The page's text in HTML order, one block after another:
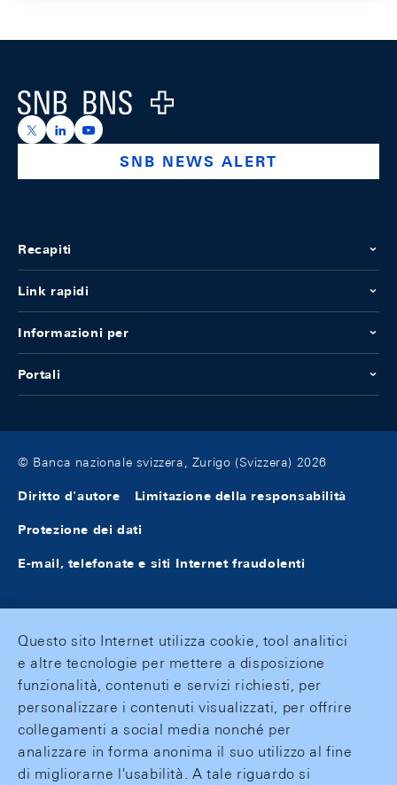
Logo
https://x.com/snb_bns
https://ch.linkedin.com/company/swiss-national-
https://www.youtube.com/@swissnationalbank
SNB NEWS ALERT
Recapiti
Link rapidi
Informazioni per
Portali
© Banca nazionale svizzera, Zurigo (Svizzera) 2026
Diritto d'autore Limitazione della responsabilità
Protezione dei dati
E-mail, telefonate e siti Internet fraudolenti
Questo sito Internet utilizza cookie, tool analitici
e altre tecnologie per mettere a disposizione
funzionalità, contenuti e servizi richiesti, per
personalizzare i contenuti visualizzati, per offrire
collegamenti a social media nonché per
analizzare in forma anonima il suo utilizzo al fine
di migliorarne l'usabilità. A tale riguardo si